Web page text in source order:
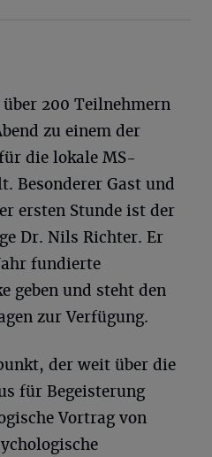
200 Teilnehmern
zu einem der
die lokale MS-
Besonderer Gast und
ersten Stunde ist der
Dr. Nils Richter. Er
fundierte
geben und steht den
zur Verfügung.
der weit über die
für Begeisterung
Vortrag von